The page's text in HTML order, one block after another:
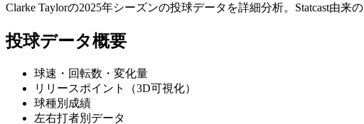
Clarke Taylorの2025年シーズンの投球データを詳細分析。Statcast由
投球データ概要
球速・回転数・変化量
リリースポイント（3D可視化）
球種別成績
左右打者別データ